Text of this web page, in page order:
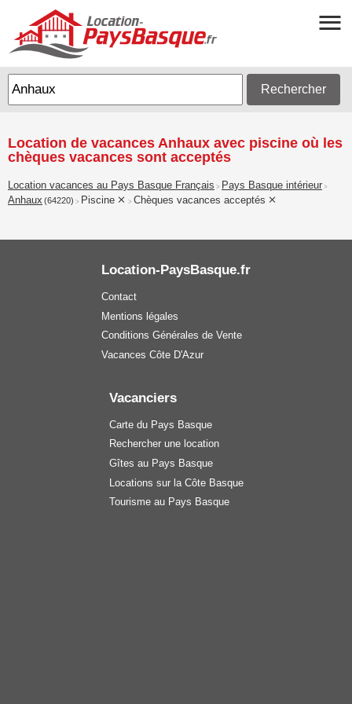
Rechercher
Location de vacances Anhaux avec piscine où les
chèques vacances sont acceptés
Location vacances au Pays Basque Français > Pays Basque intérieur >
Anhaux (64220) > Piscine > Chèques vacances acceptés
Location-PaysBasque.fr
Contact
Mentions légales
Conditions Générales de Vente
Vacances Côte D'Azur
Vacanciers
Carte du Pays Basque
Rechercher une location
Gîtes au Pays Basque
Locations sur la Côte Basque
Tourisme au Pays Basque